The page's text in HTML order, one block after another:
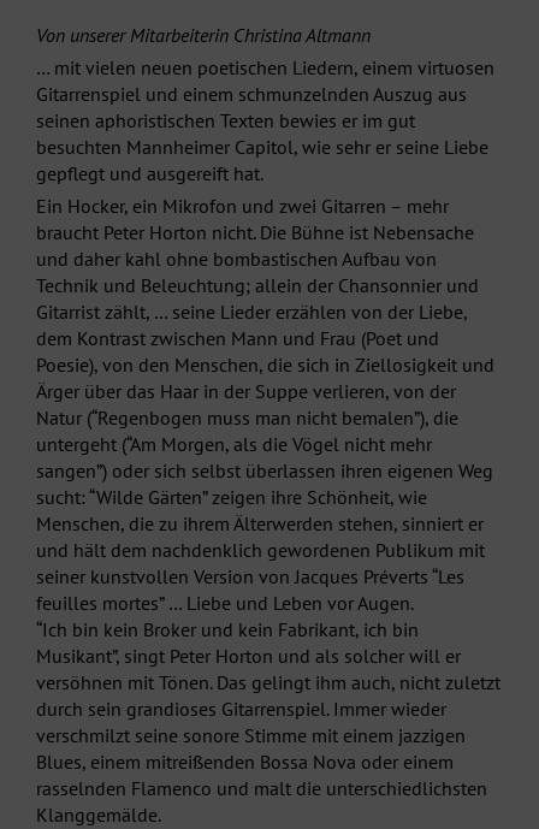
Von unserer Mitarbeiterin Christina Altmann
… mit vielen neuen poetischen Liedern, einem virtuosen
Gitarrenspiel und einem schmunzelnden Auszug aus
seinen aphoristischen Texten bewies er im gut
besuchten Mannheimer Capitol, wie sehr er seine Liebe
gepflegt und ausgereift hat.
Ein Hocker, ein Mikrofon und zwei Gitarren – mehr
braucht Peter Horton nicht. Die Bühne ist Nebensache
und daher kahl ohne bombastischen Aufbau von
Technik und Beleuchtung; allein der Chansonnier und
Gitarrist zählt, … seine Lieder erzählen von der Liebe,
dem Kontrast zwischen Mann und Frau (Poet und
Poesie), von den Menschen, die sich in Ziellosigkeit und
Ärger über das Haar in der Suppe verlieren, von der
Natur (“Regenbogen muss man nicht bemalen”), die
untergeht (“Am Morgen, als die Vögel nicht mehr
sangen”) oder sich selbst überlassen ihren eigenen Weg
sucht: “Wilde Gärten” zeigen ihre Schönheit, wie
Menschen, die zu ihrem Älterwerden stehen, sinniert er
und hält dem nachdenklich gewordenen Publikum mit
seiner kunstvollen Version von Jacques Préverts “Les
feuilles mortes” … Liebe und Leben vor Augen.
“Ich bin kein Broker und kein Fabrikant, ich bin
Musikant”, singt Peter Horton und als solcher will er
versöhnen mit Tönen. Das gelingt ihm auch, nicht zuletzt
durch sein grandioses Gitarrenspiel. Immer wieder
verschmilzt seine sonore Stimme mit einem jazzigen
Blues, einem mitreißenden Bossa Nova oder einem
rasselnden Flamenco und malt die unterschiedlichsten
Klanggemälde.